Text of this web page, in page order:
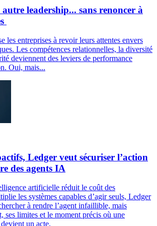
leadership... sans renoncer à
les entreprises à revoir leurs attentes envers
Les compétences relationnelles, la diversité
deviennent des leviers de performance
Oui, mais...
Ledger veut sécuriser l’action
des agents IA
artificielle réduit le coût des
les systèmes capables d’agir seuls, Ledger
à rendre l’agent infaillible, mais
ses limites et le moment précis où une
un acte.